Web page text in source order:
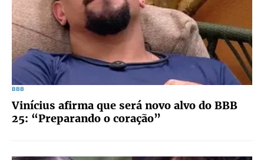
BBB
Vinícius afirma que será novo alvo do BBB
25: “Preparando o coração”